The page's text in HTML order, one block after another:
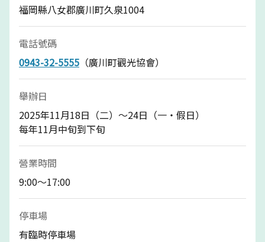
福岡縣八女郡廣川町久泉1004
電話號碼
0943-32-5555 （廣川町觀光協會）
舉辦日
2025年11月18日（二）～24日（一・假日）
每年11月中旬到下旬
營業時間
9:00～17:00
停車場
有臨時停車場